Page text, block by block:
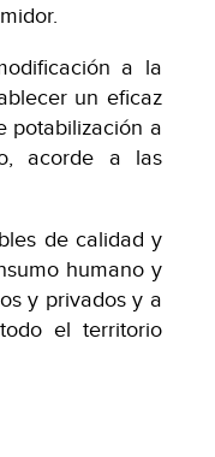
a la
un eficaz
potabilización a
acorde a las
de calidad y
humano y
y privados y a
el territorio